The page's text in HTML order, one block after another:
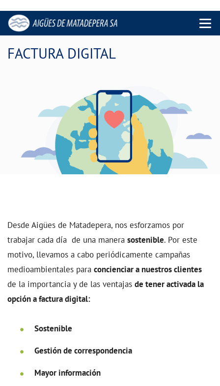
Menu
FACTURA DIGITAL
Desde Aigües de Matadepera, nos esforzamos por
trabajar cada día de una manera sostenible. Por este
motivo, llevamos a cabo periódicamente campañas
medioambientales para concienciar a nuestros clientes
de la importancia y de las ventajas de tener activada la
opción a factura digital:
Sostenible
Gestión de correspondencia
Mayor información